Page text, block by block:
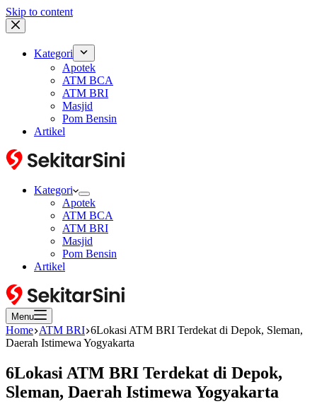
Skip to content
Kategori
Apotek
ATM BCA
ATM BRI
Masjid
Pom Bensin
Artikel
Kategori
Apotek
ATM BCA
ATM BRI
Masjid
Pom Bensin
Artikel
Menu
Home ATM BRI 6Lokasi ATM BRI Terdekat di Depok, Sleman,
Daerah Istimewa Yogyakarta
6Lokasi ATM BRI Terdekat di Depok,
Sleman, Daerah Istimewa Yogyakarta